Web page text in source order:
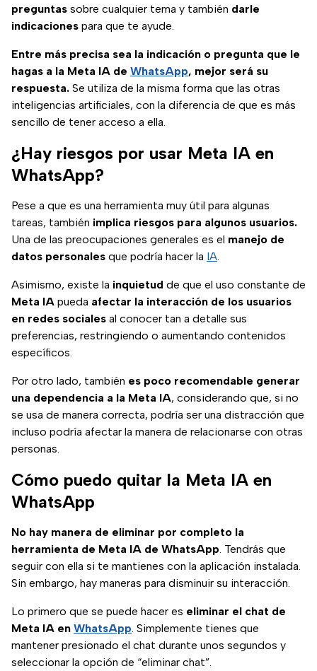
preguntas sobre cualquier tema y también darle
indicaciones para que te ayude.
Entre más precisa sea la indicación o pregunta que le
hagas a la Meta IA de WhatsApp, mejor será su
respuesta. Se utiliza de la misma forma que las otras
inteligencias artificiales, con la diferencia de que es más
sencillo de tener acceso a ella.
¿Hay riesgos por usar Meta IA en
WhatsApp?
Pese a que es una herramienta muy útil para algunas
tareas, también implica riesgos para algunos usuarios.
Una de las preocupaciones generales es el manejo de
datos personales que podría hacer la IA.
Asimismo, existe la inquietud de que el uso constante de
Meta IA pueda afectar la interacción de los usuarios
en redes sociales al conocer tan a detalle sus
preferencias, restringiendo o aumentando contenidos
específicos.
Por otro lado, también es poco recomendable generar
una dependencia a la Meta IA, considerando que, si no
se usa de manera correcta, podría ser una distracción que
incluso podría afectar la manera de relacionarse con otras
personas.
Cómo puedo quitar la Meta IA en
WhatsApp
No hay manera de eliminar por completo la
herramienta de Meta IA de WhatsApp. Tendrás que
seguir con ella si te mantienes con la aplicación instalada.
Sin embargo, hay maneras para disminuir su interacción.
Lo primero que se puede hacer es eliminar el chat de
Meta IA en WhatsApp. Simplemente tienes que
mantener presionado el chat durante unos segundos y
seleccionar la opción de “eliminar chat”.